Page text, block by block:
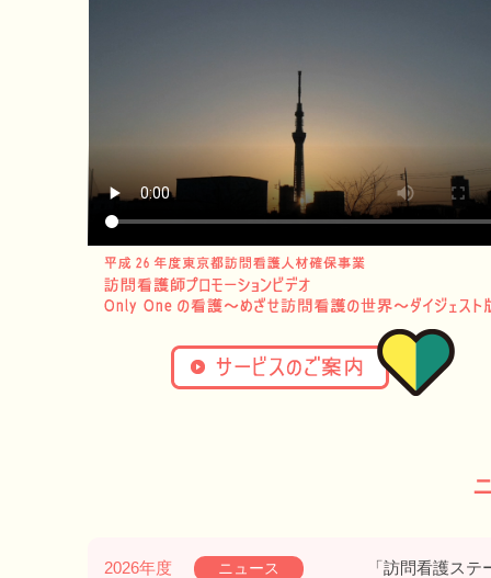
2026年度 ニュース
「訪問看護ス